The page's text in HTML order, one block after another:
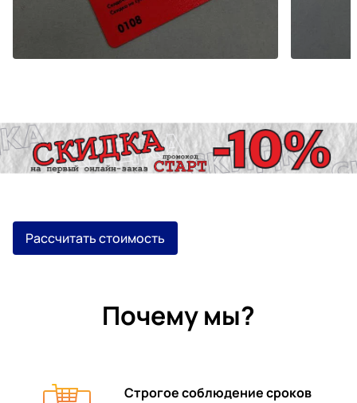
Рассчитать стоимость
Почему мы?
Строгое соблюдение сроков